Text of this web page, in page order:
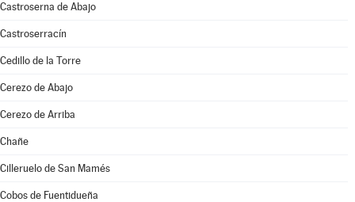
Castroserna de Abajo
Castroserracín
Cedillo de la Torre
Cerezo de Abajo
Cerezo de Arriba
Chañe
Cilleruelo de San Mamés
Cobos de Fuentidueña